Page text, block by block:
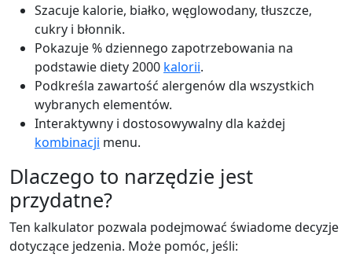
Szacuje kalorie, białko, węglowodany, tłuszcze,
cukry i błonnik.
Pokazuje % dziennego zapotrzebowania na
podstawie diety 2000 kalorii.
Podkreśla zawartość alergenów dla wszystkich
wybranych elementów.
Interaktywny i dostosowywalny dla każdej
kombinacji menu.
Dlaczego to narzędzie jest
przydatne?
Ten kalkulator pozwala podejmować świadome decyzje
dotyczące jedzenia. Może pomóc, jeśli: